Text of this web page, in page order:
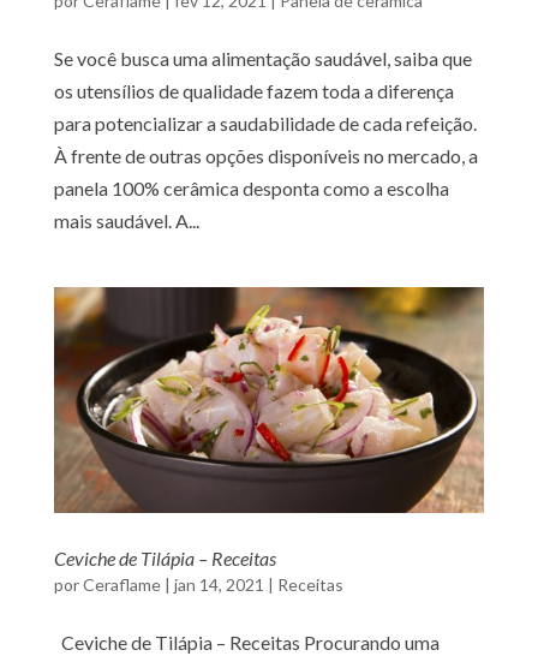
Se você busca uma alimentação saudável, saiba que
os utensílios de qualidade fazem toda a diferença
para potencializar a saudabilidade de cada refeição.
À frente de outras opções disponíveis no mercado, a
panela 100% cerâmica desponta como a escolha
mais saudável. A...
Ceviche de Tilápia – Receitas
porCeraflame| jan 14, 2021 | Receitas
Ceviche de Tilápia – Receitas Procurando uma